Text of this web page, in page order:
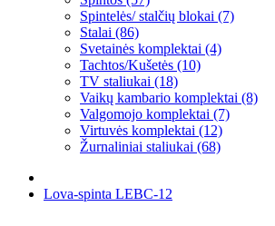
Spintelės/ stalčių blokai (7)
Stalai (86)
Svetainės komplektai (4)
Tachtos/Kušetės (10)
TV staliukai (18)
Vaikų kambario komplektai (8)
Valgomojo komplektai (7)
Virtuvės komplektai (12)
Žurnaliniai staliukai (68)
Lova-spinta LEBC-12